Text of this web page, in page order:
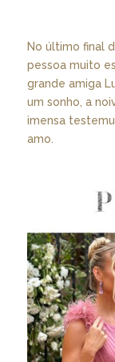
No último final
pessoa muito
grande amiga
um sonho, a
imensa
amo.